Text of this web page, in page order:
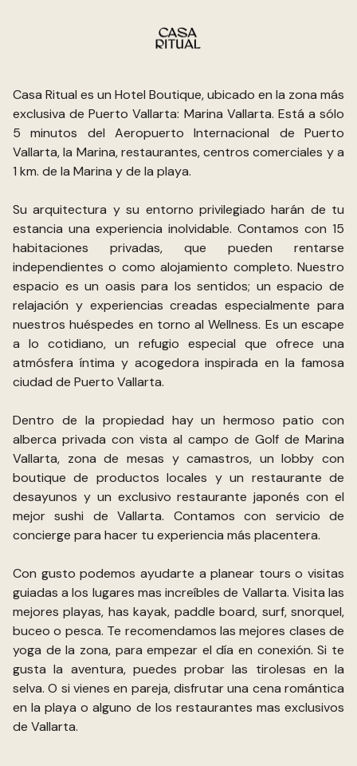
Casa Ritual es un Hotel Boutique, ubicado en la zona más
exclusiva de Puerto Vallarta: Marina Vallarta. Está a sólo
5 minutos del Aeropuerto Internacional de Puerto
Vallarta, la Marina, restaurantes, centros comerciales y a
1 km. de la Marina y de la playa.
Su arquitectura y su entorno privilegiado harán de tu
estancia una experiencia inolvidable. Contamos con 15
habitaciones privadas, que pueden rentarse
independientes o como alojamiento completo. Nuestro
espacio es un oasis para los sentidos; un espacio de
relajación y experiencias creadas especialmente para
nuestros huéspedes en torno al Wellness. Es un escape
a lo cotidiano, un refugio especial que ofrece una
atmósfera íntima y acogedora inspirada en la famosa
ciudad de Puerto Vallarta.
Dentro de la propiedad hay un hermoso patio con
alberca privada con vista al campo de Golf de Marina
Vallarta, zona de mesas y camastros, un lobby con
boutique de productos locales y un restaurante de
desayunos y un exclusivo restaurante japonés con el
mejor sushi de Vallarta. Contamos con servicio de
concierge para hacer tu experiencia más placentera.
Con gusto podemos ayudarte a planear tours o visitas
guiadas a los lugares mas increíbles de Vallarta. Visita las
mejores playas, has kayak, paddle board, surf, snorquel,
buceo o pesca. Te recomendamos las mejores clases de
yoga de la zona, para empezar el día en conexión. Si te
gusta la aventura, puedes probar las tirolesas en la
selva. O si vienes en pareja, disfrutar una cena romántica
en la playa o alguno de los restaurantes mas exclusivos
de Vallarta.